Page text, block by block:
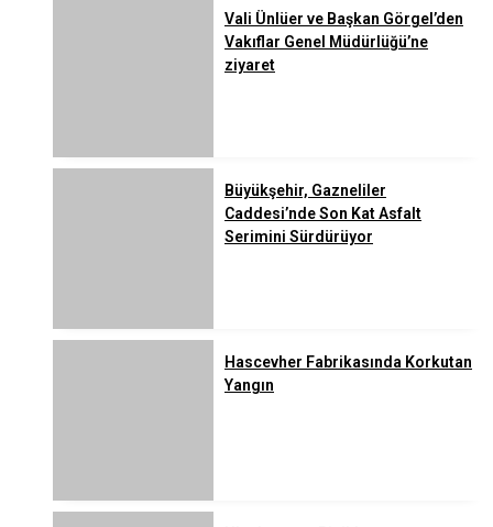
Vali Ünlüer ve Başkan Görgel’den
Vakıflar Genel Müdürlüğü’ne
ziyaret
Büyükşehir, Gazneliler
Caddesi’nde Son Kat Asfalt
Serimini Sürdürüyor
Hascevher Fabrikasında Korkutan
Yangın